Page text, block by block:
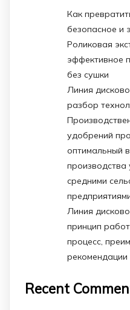
Как
безопасное и
Роликовая
эффективное
без сушки
Линия
разбор
удобрений
оптимальный
средними
Линия
принцип
процесс,
рекомендации
Recent